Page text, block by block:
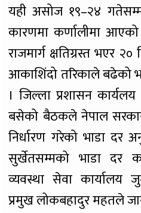
यही असोज १९–२४
कारणमा कर्णालीमा आएको
राजमार्ग क्षतिग्रस्त भएर
आकाशिंदो तरिकाले बढेको
। जिल्ला प्रशासन
बसेको बैठकले नेपाल
निर्धारण गरेको भाडा दर
सुर्खेतसम्मको भाडा दर
व्यवस्था सेवा कार्यालय
प्रमुख लोकबहादुर महतले